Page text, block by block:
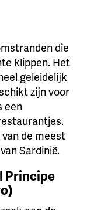
die
klippen. Het
geleidelijk
zijn voor
een
de meest
Sardinië.
Principe